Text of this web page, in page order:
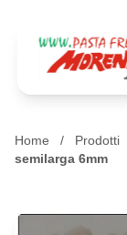
Home / Prodotti
semilarga 6mm